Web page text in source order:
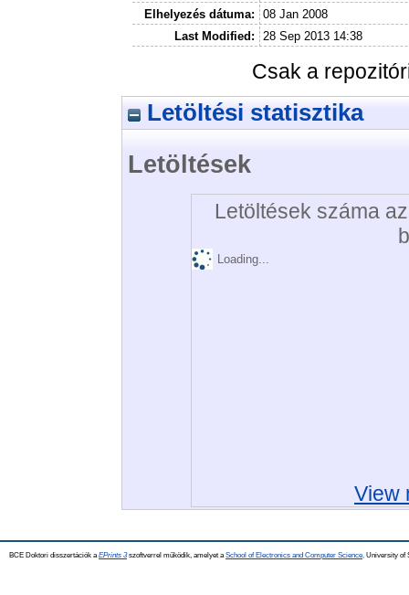
Elhelyezés dátuma:
08 Jan 2008
Last Modified:
28 Sep 2013 14:38
Csak a
Letöltési statisztika
Letöltések
Letöltések száma
Loading...
View
BCE Doktori disszertációk a EPrints 3szoftverrel működik, amelyet a School of Electronics and Computer Science, University of